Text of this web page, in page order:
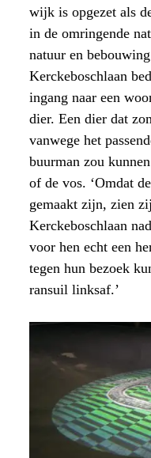
wijk is opgezet als
in de omringende
natuur en
Kerckeboschlaan
ingang naar een
dier. Een dier dat
vanwege het
buurman zou
of de vos. ‘Omdat
gemaakt zijn, zien
Kerckeboschlaan
voor hen echt een
tegen hun bezoek
ransuil linksaf.’